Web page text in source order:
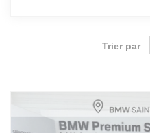
Trier par